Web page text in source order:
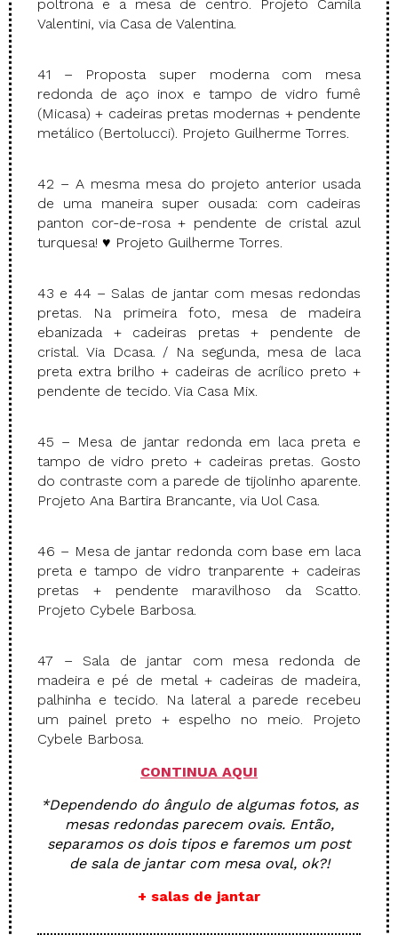
poltrona e a mesa de centro. Projeto Camila
Valentini, via Casa de Valentina.
41 – Proposta super moderna com mesa
redonda de aço inox e tampo de vidro fumê
(Micasa) + cadeiras pretas modernas + pendente
metálico (Bertolucci). Projeto Guilherme Torres.
42 – A mesma mesa do projeto anterior usada
de uma maneira super ousada: com cadeiras
panton cor-de-rosa + pendente de cristal azul
turquesa! ♥ Projeto Guilherme Torres.
43 e 44 – Salas de jantar com mesas redondas
pretas. Na primeira foto, mesa de madeira
ebanizada + cadeiras pretas + pendente de
cristal. Via Dcasa. / Na segunda, mesa de laca
preta extra brilho + cadeiras de acrílico preto +
pendente de tecido. Via Casa Mix.
45 – Mesa de jantar redonda em laca preta e
tampo de vidro preto + cadeiras pretas. Gosto
do contraste com a parede de tijolinho aparente.
Projeto Ana Bartira Brancante, via Uol Casa.
46 – Mesa de jantar redonda com base em laca
preta e tampo de vidro tranparente + cadeiras
pretas + pendente maravilhoso da Scatto.
Projeto Cybele Barbosa.
47 – Sala de jantar com mesa redonda de
madeira e pé de metal + cadeiras de madeira,
palhinha e tecido. Na lateral a parede recebeu
um painel preto + espelho no meio. Projeto
Cybele Barbosa.
CONTINUA AQUI
*Dependendo do ângulo de algumas fotos, as
mesas redondas parecem ovais. Então,
separamos os dois tipos e faremos um post
de sala de jantar com mesa oval, ok?!
+ salas de jantar